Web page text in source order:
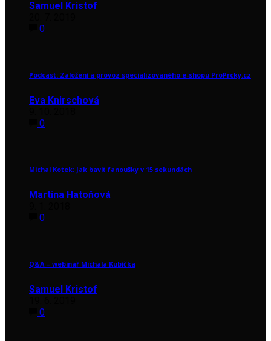
Samuel Kristof
0
Podcast: Založení a provoz specializovaného e-shopu ProPrcky.cz
Eva Knirschová
0
Michal Kotek: Jak bavit fanoušky v 15 sekundách
Martina Hatoňová
0
Q&A – webinář Michala Kubíčka
Samuel Kristof
0